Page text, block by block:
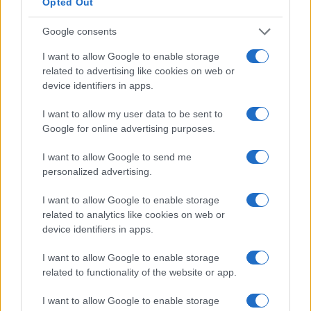
Google consents
I want to allow Google to enable storage
related to advertising like cookies on web or
device identifiers in apps.
I want to allow my user data to be sent to
Google for online advertising purposes.
I want to allow Google to send me
personalized advertising.
I want to allow Google to enable storage
related to analytics like cookies on web or
device identifiers in apps.
I want to allow Google to enable storage
related to functionality of the website or app.
I want to allow Google to enable storage
investimento.
Non puoi davvero aspettarti alcun aumento di
stipendio durante il periodo di studio, ammesso che
tu abbia già un lavoro. Nella maggior parte dei casi,
una volta completata l’istruzione e conseguito il
titolo, viene effettuata una revisione dello stipendio.
Molte persone perseguono l’istruzione superiore
come tattica per passare a un lavoro più retribuito. I
numeri sembrano supportare la teoria. L’aumento
medio della retribuzione durante il cambio di lavoro
di stipendio.
Se puoi permetterti i costi dell’istruzione superiore,